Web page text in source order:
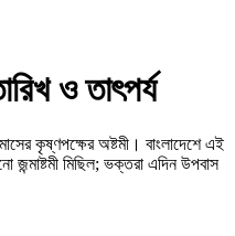
ও তাৎপর্য
কৃষ্ণপক্ষের অষ্টমী। বাংলাদেশে এই
জন্মাষ্টমী মিছিল; ভক্তরা এদিন উপবাস